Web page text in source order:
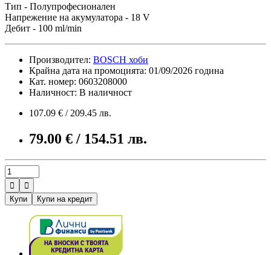
Тип - Полупрофесионален
Напрежение на акумулатора - 18 V
Дебит - 100 ml/min
Производител: BOSCH хоби
Крайна дата на промоцията: 01/09/2026 година
Кат. номер: 0603208000
Наличност: В наличност
107.09 € / 209.45 лв.
79.00 € / 154.51 лв.


Купи
Купи на кредит